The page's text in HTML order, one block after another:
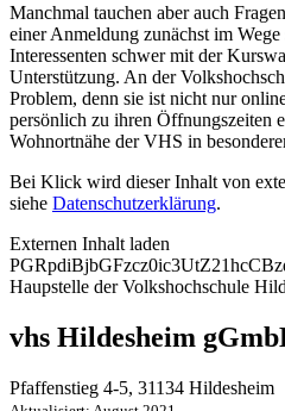
Manchmal tauchen aber auch
einer Anmeldung zunächst im
Interessenten schwer mit der
Unterstützung. An der
Problem, denn sie ist nicht nur
persönlich zu ihren Öffnungszeiten
Wohnortnähe der VHS in
Bei Klick wird dieser Inhalt von
siehe Datenschutzerklärung.
Externen Inhalt laden
Haupstelle der Volkshochschule
vhs Hildesheim
Pfaffenstieg 4-5, 31134 Hildesheim